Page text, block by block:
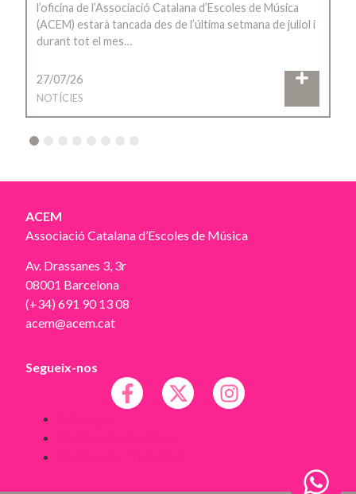
l’oficina de l’Associació Catalana d’Escoles de Música
(ACEM) estarà tancada des de l’última setmana de juliol i
durant tot el mes…
27/07/26
NOTÍCIES
4 5 6 7 8
ACEM
Associació Catalana d’Escoles de Música
Av. Drassanes 3, 3r
08001 Barcelona
(+34) 691 90 13 08
acem@acem.cat
Segueix-nos